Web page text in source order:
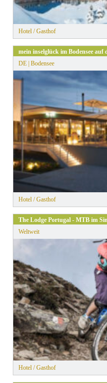
Hotel / Gasthof
mein inselglück im Bodensee auf
DE | Bodensee
Hotel / Gasthof
The Lodge Portugal - MTB im
Weltweit
Hotel / Gasthof